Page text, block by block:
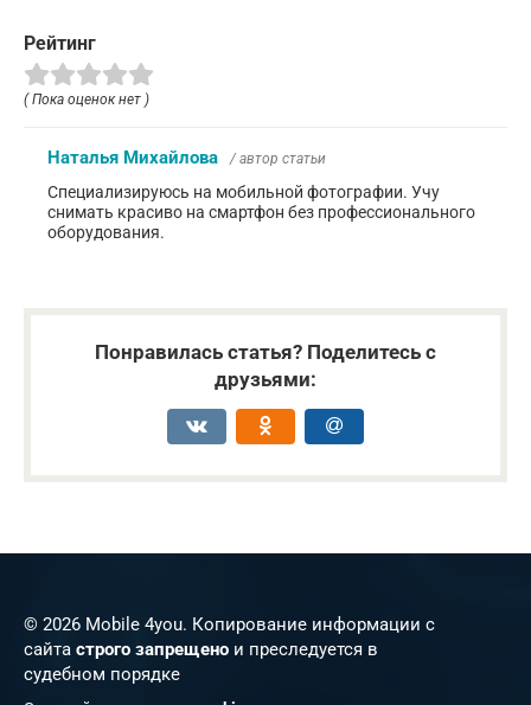
Рейтинг
( Пока оценок нет )
Наталья Михайлова / автор статьи
Специализируюсь на мобильной фотографии. Учу
снимать красиво на смартфон без профессионального
оборудования.
Понравилась статья? Поделитесь с
друзьями:
© 2026 Mobile 4you. Копирование информации с
сайта строго запрещено и преследуется в
судебном порядке